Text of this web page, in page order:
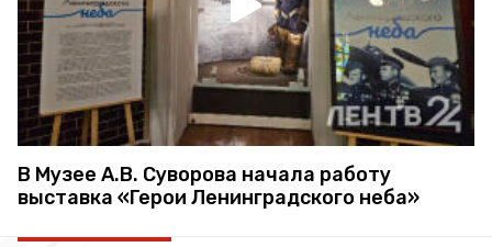
В Музее А.В. Суворова начала работу
выставка «Герои Ленинградского неба»